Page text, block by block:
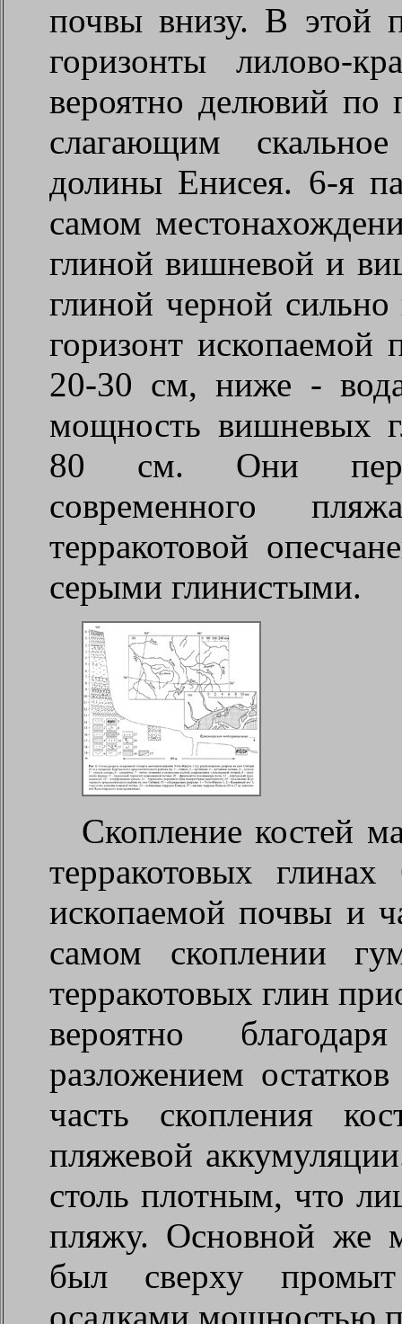
почвы внизу. В этой
горизонты лилово-
вероятно делювий по
слагающим
долины Енисея. 6-я
самом
глиной вишневой и
глиной черной
горизонт
20-30 см, ниже -
мощность вишневых
80 см. Они
современного
терракотовой
серыми глинистыми.
Скопление костей
терракотовых
ископаемой почвы и
самом скоплении
терракотовых глин
вероятно
разложением
часть скопления
пляжевой
столь плотным, что
пляжу. Основной же
был сверху